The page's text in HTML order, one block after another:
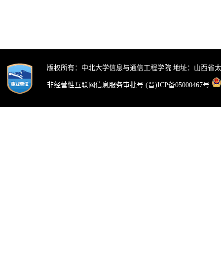
版权所有：中北大学信息与通信工程学院 地址：山西省
非经营性互联网信息服务审批号 (晋)ICP备05000467号